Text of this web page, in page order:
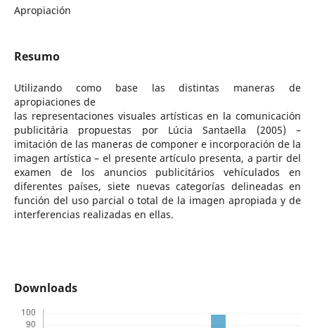
Apropiación
Resumo
Utilizando como base las distintas maneras de
apropiaciones de
las representaciones visuales artísticas en la comunicación
publicitária propuestas por Lúcia Santaella (2005) –
imitación de las maneras de componer e incorporación de la
imagen artística – el presente artículo presenta, a partir del
examen de los anuncios publicitários vehículados en
diferentes países, siete nuevas categorías delineadas en
función del uso parcial o total de la imagen apropiada y de
interferencias realizadas en ellas.
Downloads